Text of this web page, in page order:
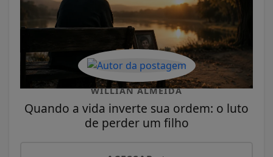
WILLIAN ALMEIDA
Quando a vida inverte sua ordem: o luto
de perder um filho